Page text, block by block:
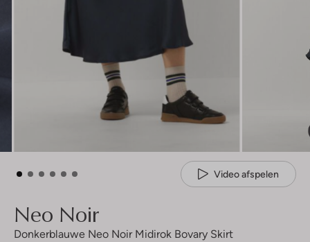
Video afspelen
Neo Noir
Donkerblauwe Neo Noir Midirok Bovary Skirt